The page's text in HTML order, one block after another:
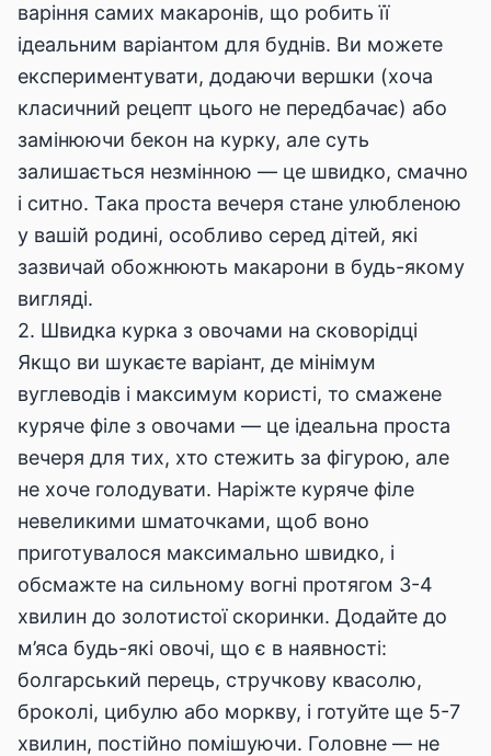
варіння самих макаронів, що робить її
ідеальним варіантом для буднів. Ви можете
експериментувати, додаючи вершки (хоча
класичний рецепт цього не передбачає) або
замінюючи бекон на курку, але суть
залишається незмінною — це швидко, смачно
і ситно. Така проста вечеря стане улюбленою
у вашій родині, особливо серед дітей, які
зазвичай обожнюють макарони в будь-якому
вигляді.
2. Швидка курка з овочами на сковорідці
Якщо ви шукаєте варіант, де мінімум
вуглеводів і максимум користі, то смажене
куряче філе з овочами — це ідеальна проста
вечеря для тих, хто стежить за фігурою, але
не хоче голодувати. Наріжте куряче філе
невеликими шматочками, щоб воно
приготувалося максимально швидко, і
обсмажте на сильному вогні протягом 3-4
хвилин до золотистої скоринки. Додайте до
м’яса будь-які овочі, що є в наявності:
болгарський перець, стручкову квасолю,
броколі, цибулю або моркву, і готуйте ще 5-7
хвилин, постійно помішуючи. Головне — не